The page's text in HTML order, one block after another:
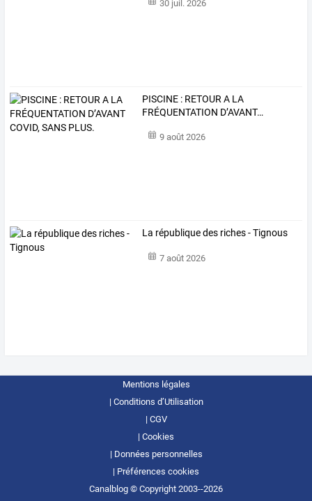
30 juil. 2026
PISCINE : RETOUR A LA
FRÉQUENTATION D’AVANT…
9 août 2026
La république des riches - Tignous
7 août 2026
Mentions légales
Conditions d’Utilisation
CGV
Cookies
Données personnelles
Préférences cookies
Canalblog © Copyright 2003--2026